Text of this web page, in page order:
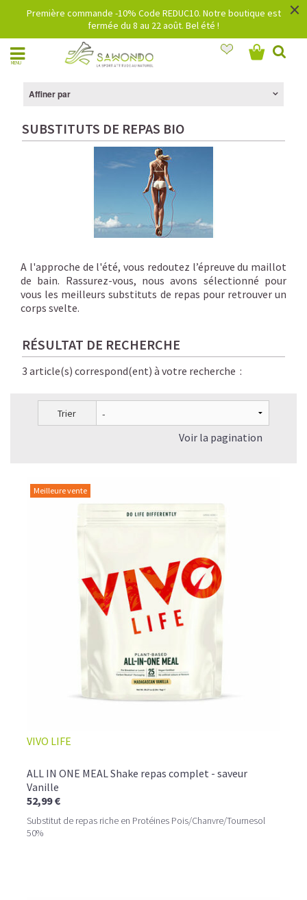
Première commande -10% Code REDUC10. Notre boutique est
fermée du 8 au 22 août. Bel été !
×
MENU
Affiner par
SUBSTITUTS DE REPAS BIO
A l'approche de l'été, vous redoutez l’épreuve du maillot
de bain. Rassurez-vous, nous avons sélectionné pour
vous les meilleurs substituts de repas pour retrouver un
corps svelte.
RÉSULTAT DE RECHERCHE
3 article(s) correspond(ent) à votre recherche :
Trier
Voir la pagination
Meilleure vente
VIVO LIFE
ALL IN ONE MEAL Shake repas complet - saveur
Vanille
52,99 €
Substitut de repas riche en Protéines Pois/Chanvre/Tournesol
50%